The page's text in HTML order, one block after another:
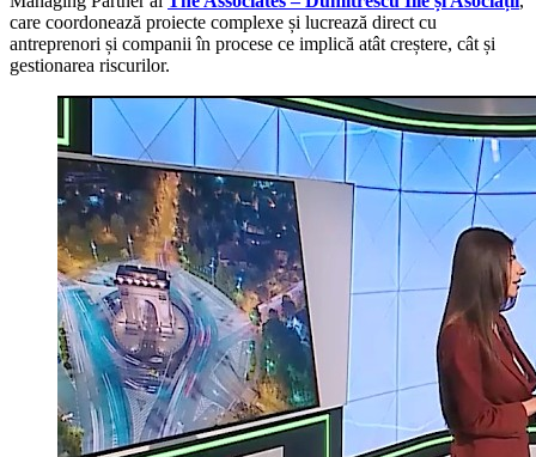
care coordonează proiecte complexe și lucrează direct cu
antreprenori și companii în procese ce implică atât creștere, cât și
gestionarea riscurilor.